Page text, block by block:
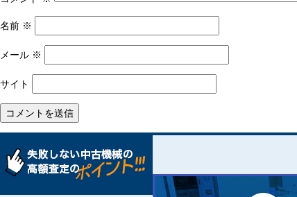
名前 ※
メール ※
サイト